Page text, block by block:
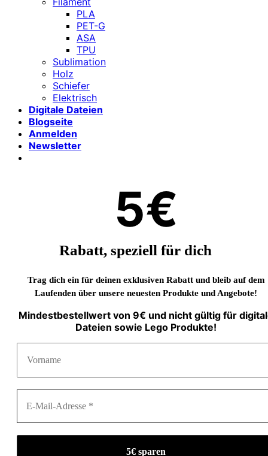
PLA
PET-G
ASA
TPU
Sublimation
Holz
Schiefer
Elektrisch
Digitale Dateien
Blogseite
Anmelden
Newsletter
5€
Rabatt, speziell für dich
Trag dich ein für deinen exklusiven Rabatt und bleib auf dem
Laufenden über unsere neuesten Produkte und Angebote!
Mindestbestellwert von 9€ und nicht gültig für
Dateien sowie Lego Produkte!